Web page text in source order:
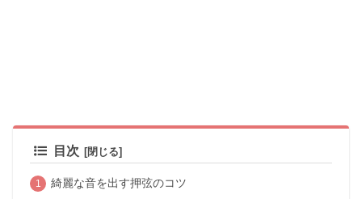
目次
綺麗な音を出す押弦のコツ